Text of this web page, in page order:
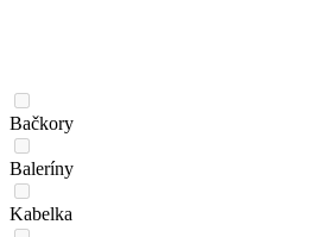
Bačkory
Baleríny
Kabelka